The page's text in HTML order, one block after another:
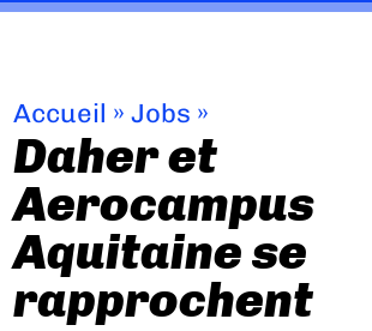
Accueil »Jobs »
Daher et
Aerocampus
Aquitaine se
rapprochent